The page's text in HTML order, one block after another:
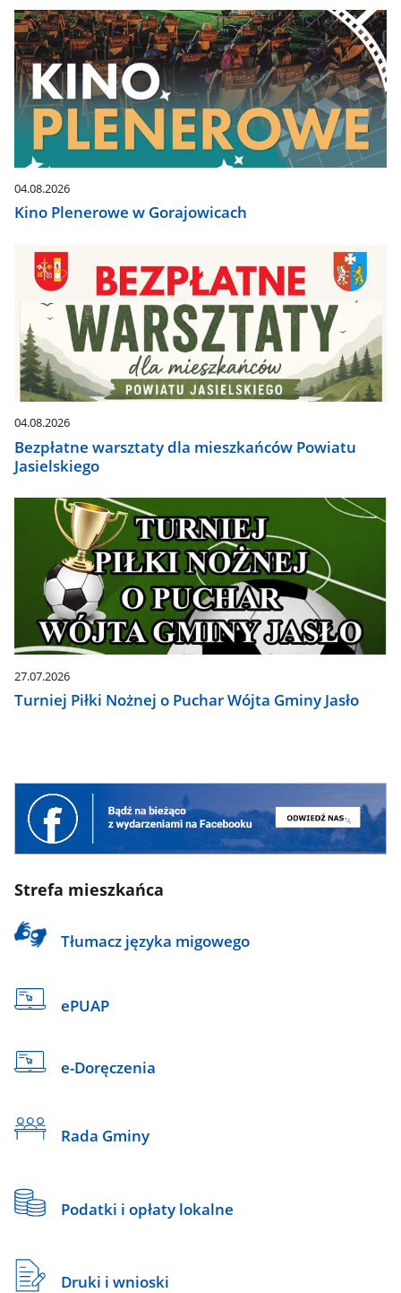
04.08.2026
Kino Plenerowe w Gorajowicach
04.08.2026
Bezpłatne warsztaty dla mieszkańców Powiatu
Jasielskiego
27.07.2026
Turniej Piłki Nożnej o Puchar Wójta Gminy Jasło
Strefa mieszkańca
Tłumacz języka migowego
ePUAP
e-Doręczenia
Rada Gminy
Podatki i opłaty lokalne
Druki i wnioski